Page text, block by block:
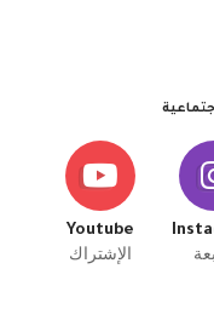
Youtube
الإشتراك